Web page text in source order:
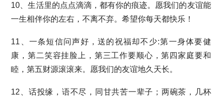
10、生活里的点点滴滴，都有你的痕迹。愿我们的友谊能
一生相伴你的左右，不离不弃。希望你每天都快乐！
11、一条短信问声好，送的祝福却不少:第一身体要健
康，第二笑容挂脸上，第三工作要顺心，第四家庭要和
睦，第五财源滚滚来。愿我们的友谊地久天长。
12、话投缘，语不尽，同甘共苦一辈子；两碗茶，几杯